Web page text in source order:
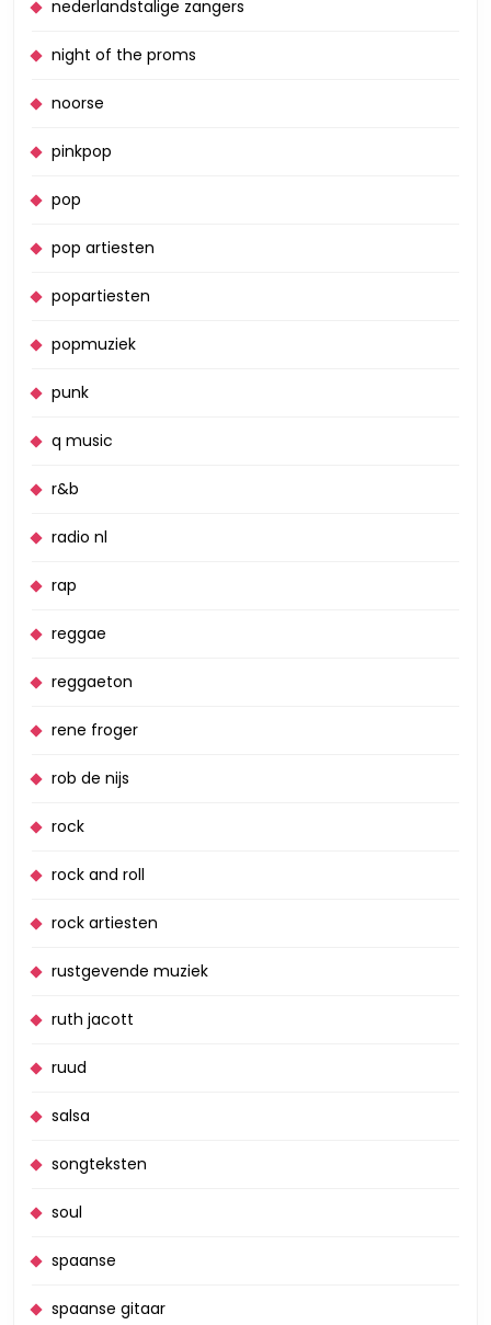
nederlandstalige zangers
night of the proms
noorse
pinkpop
pop
pop artiesten
popartiesten
popmuziek
punk
q music
r&b
radio nl
rap
reggae
reggaeton
rene froger
rob de nijs
rock
rock and roll
rock artiesten
rustgevende muziek
ruth jacott
ruud
salsa
songteksten
soul
spaanse
spaanse gitaar